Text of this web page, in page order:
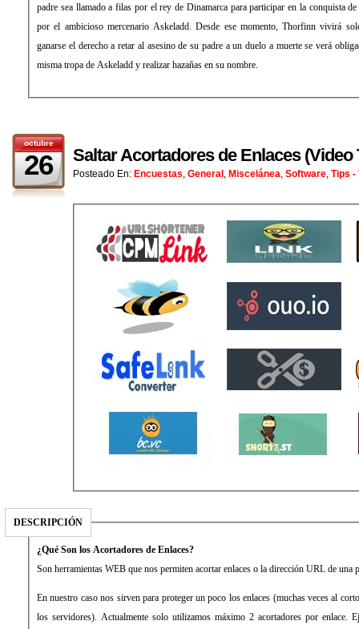
padre sea llamado a filas por el rey de Dinamarca para participar en la conquista
por el ambicioso mercenario Askeladd. Desde ese momento, Thorfinn vivirá
ganarse el derecho a retar al asesino de su padre a un duelo a muerte se verá
misma tropa de Askeladd y realizar hazañas en su nombre.
octubre
26 Saltar Acortadores de Enlaces (Video
Posteado En: Encuestas, General , Miscelánea, Software, Tips -
DESCRIPCIÓN
¿Qué Son los Acortadores de Enlaces?
Son herramientas WEB que nos permiten acortar enlaces o la dirección URL de
En nuestro caso nos sirven para proteger un poco los enlaces (muchas veces al
los servidores). Actualmente solo utilizamos máximo 2 acortadores por enlace.